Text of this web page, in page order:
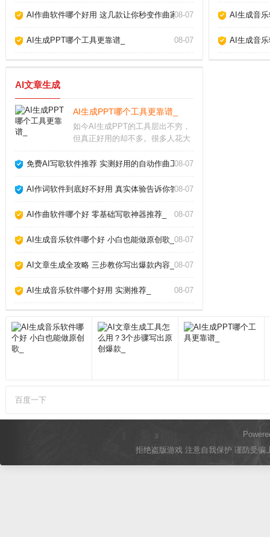
AI作曲软件哪个好用 这几款让你秒变作曲家_08-07
AI生成PPT哪个工具更靠谱_ 08-07
AI生成音
AI生成音
AI文章生成
AI生成PPT哪个工具更靠谱_
如今AI生成PPT的工具层出不穷，
但真正好用的却不多。很多人花大
直接用AI一键生成。本文结合我使
那些“假智能”的坑，找到最适合自
免费AI写歌软件推荐 实测好用的自动作曲工具_
08-07
AI作词软件到底好不好用 真实体验告诉你答案_
08-07
AI作曲软件哪个好 零基础写歌神器推荐_ 08-07
AI生成音乐软件哪个好 小白也能做原创歌_ 08-07
AI文章生成全攻略 三步教你写出爆款内容_ 08-07
AI生成音乐软件哪个好用 实测推荐_ 08-07
百度一下
拒绝盗版游戏 注意自我保护 谨防受